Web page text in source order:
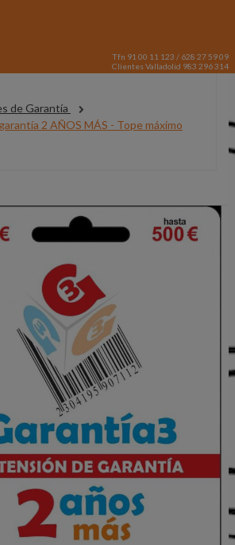
Tfn 91 00 11 123 / 628 27 59 09
Clientes Valladolid 983 296 314
de Garantía
2 AÑOS MÁS - Tope máximo